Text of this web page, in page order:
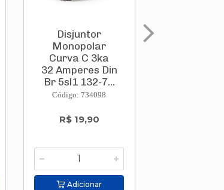
Disjuntor
Monopolar
Curva C 3ka
32 Amperes Din
Br 5sl1 132-7...
Código: 734098
R$ 19,90
Adicionar